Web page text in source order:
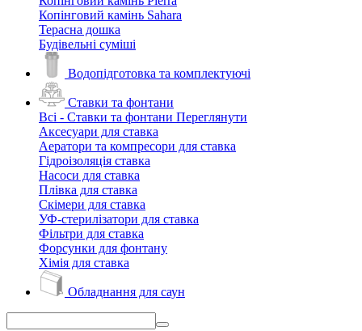
Копінговий камінь Sahara
Терасна дошка
Будівельні суміші
Водопідготовка та комплектуючі
Ставки та фонтани
Всі - Ставки та фонтани Переглянути
Аксесуари для ставка
Аератори та компресори для ставка
Гідроізоляція ставка
Насоси для ставка
Плівка для ставка
Скімери для ставка
УФ-стерилізатори для ставка
Фільтри для ставка
Форсунки для фонтану
Хімія для ставка
Обладнання для саун